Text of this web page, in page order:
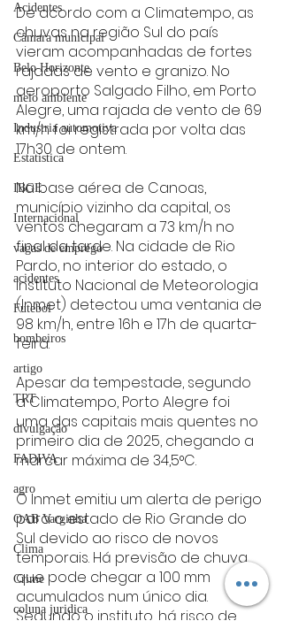
Acidentes
Câmara municipal
Belo Horizonte
meio ambiente
Industria automotiva
Estatística
IBGE
Internacional
vagas de emprego
acidentes
Futebol
bombeiros
artigo
TRT
divulgação
FADIVA
agro
OAB Varginha
Clima
Crime
coluna juridica
De acordo com a Climatempo, as
chuvas na região Sul do país
vieram acompanhadas de fortes
rajadas de vento e granizo. No
aeroporto Salgado Filho, em Porto
Alegre, uma rajada de vento de 69
km/h foi registrada por volta das
17h30 de ontem.
Na base aérea de Canoas,
município vizinho da capital, os
ventos chegaram a 73 km/h no
final da tarde. Na cidade de Rio
Pardo, no interior do estado, o
Instituto Nacional de Meteorologia
(Inmet) detectou uma ventania de
98 km/h, entre 16h e 17h de quarta-
feira.
Apesar da tempestade, segundo
a Climatempo, Porto Alegre foi
uma das capitais mais quentes no
primeiro dia de 2025, chegando a
marcar máxima de 34,5°C.
O Inmet emitiu um alerta de perigo
para o estado de Rio Grande do
Sul devido ao risco de novos
temporais. Há previsão de chuva
que pode chegar a 100 mm
acumulados num único dia.
Segundo o instituto, há risco de